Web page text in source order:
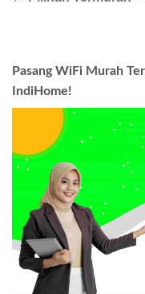
Pasang WiFi Murah
IndiHome!